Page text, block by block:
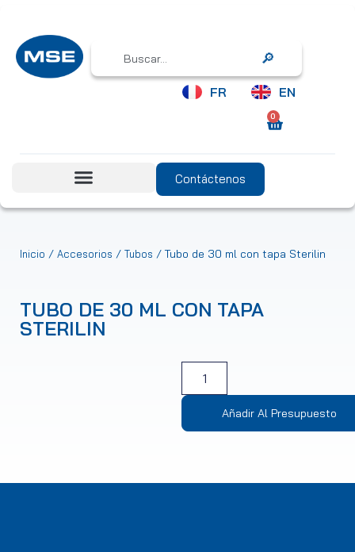
Search
FR EN
0
Contáctenos
Inicio / Accesorios / Tubos / Tubo de 30 ml con tapa Sterilin
TUBO DE 30 ML CON TAPA
STERILIN
Añadir Al Presupuesto